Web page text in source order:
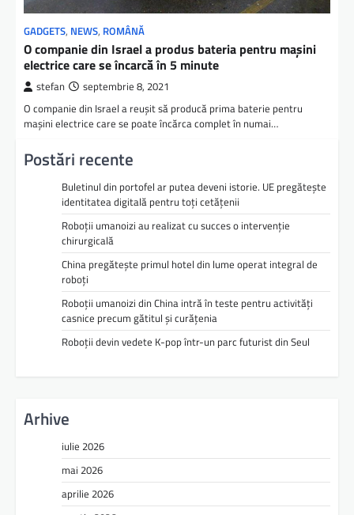
GADGETS, NEWS, ROMÂNĂ
O companie din Israel a produs bateria pentru mașini
electrice care se încarcă în 5 minute
stefan septembrie 8, 2021
O companie din Israel a reușit să producă prima baterie pentru
mașini electrice care se poate încărca complet în numai…
Postări recente
Buletinul din portofel ar putea deveni istorie. UE pregătește
identitatea digitală pentru toți cetățenii
Roboții umanoizi au realizat cu succes o intervenție
chirurgicală
China pregătește primul hotel din lume operat integral de
roboți
Roboții umanoizi din China intră în teste pentru activități
casnice precum gătitul și curățenia
Roboții devin vedete K-pop într-un parc futurist din Seul
Arhive
iulie 2026
mai 2026
aprilie 2026